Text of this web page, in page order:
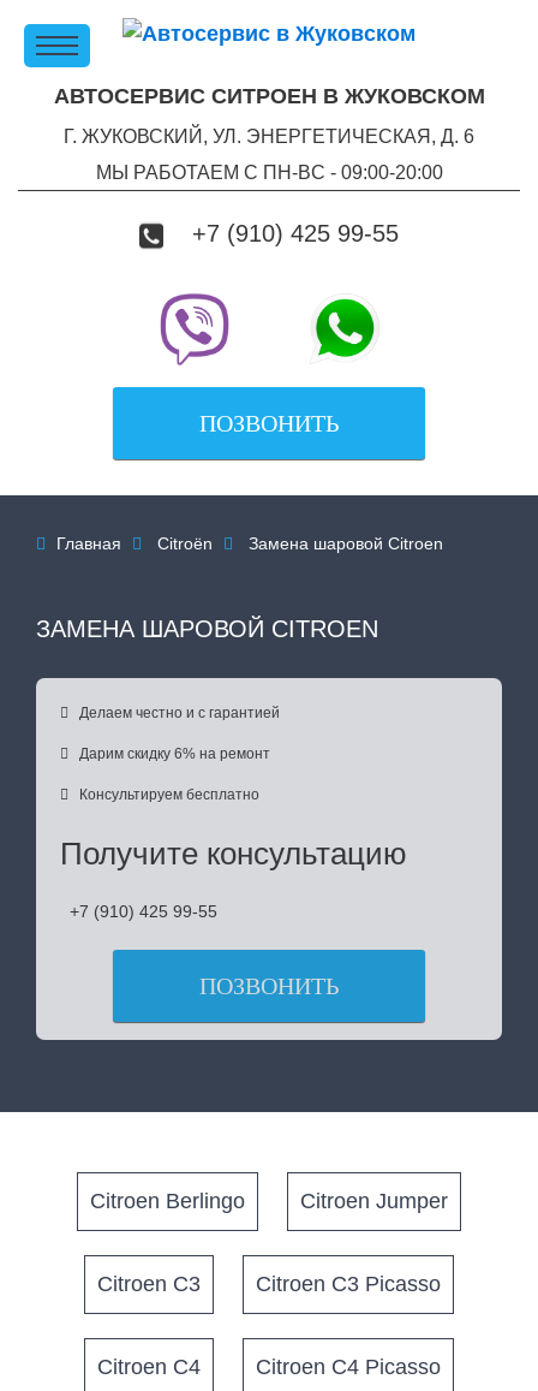
АВТОСЕРВИС СИТРОЕН В ЖУКОВСКОМ
Г. ЖУКОВСКИЙ, УЛ. ЭНЕРГЕТИЧЕСКАЯ, Д. 6
МЫ РАБОТАЕМ С ПН-ВC - 09:00-20:00
+7 (910) 425 99-55
ПОЗВОНИТЬ
 Главная  Citroën  Замена шаровой Citroen
ЗАМЕНА ШАРОВОЙ CITROEN
 Делаем честно и с гарантией
 Дарим скидку 6% на ремонт
 Консультируем бесплатно
Получите консультацию
+7 (910) 425 99-55
ПОЗВОНИТЬ
Citroen Berlingo Citroen Jumper
Citroen C3 Citroen C3 Picasso
Citroen C4 Citroen C4 Picasso